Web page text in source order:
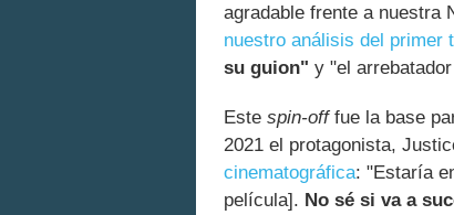
agradable frente a nuestra
nuestro análisis del primer
su guion" y "el
Este spin-offfue la base
2021 el protagonista,
cinematográfica: "Estaría
película]. No sé si va a